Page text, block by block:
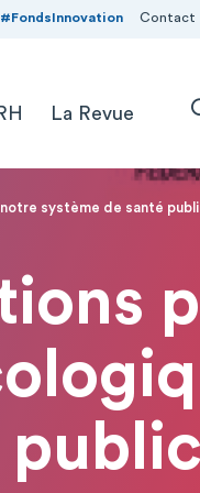
#FondsInnovation Contact
La Revue
système de santé
public